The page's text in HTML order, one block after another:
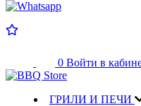
0 Войти в
ГРИЛИ И ПЕЧИ